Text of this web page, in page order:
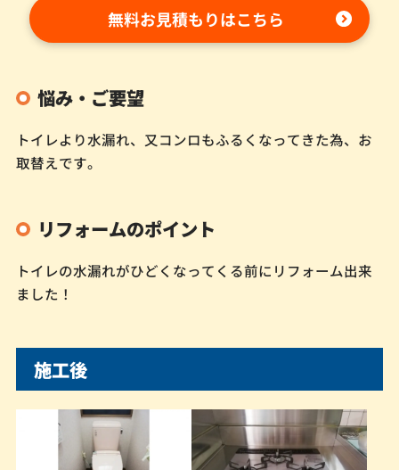
無料お見積もりはこちら
悩み・ご要望
トイレより水漏れ、又コンロもふるくなってきた為、お
取替えです。
リフォームのポイント
トイレの水漏れがひどくなってくる前にリフォーム出来
ました！
施工後